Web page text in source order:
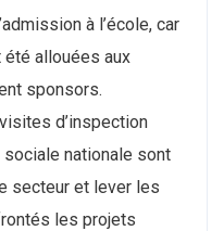
à l’école, car
allouées aux
sponsors.
d’inspection
sociale nationale sont
secteur et lever les
les projets